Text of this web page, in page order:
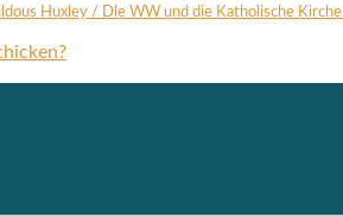
Hux­ley / Dle WW und die Katho­li­sche Kir­che